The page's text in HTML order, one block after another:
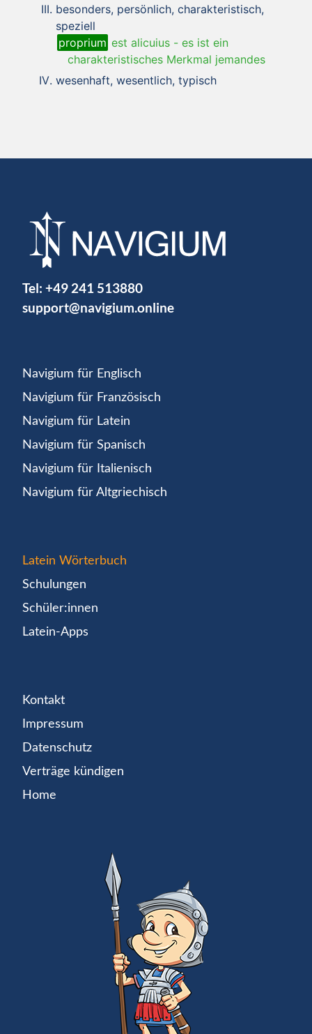
besonders, persönlich, charakteristisch,
speziell
proprium est alicuius - es ist ein
charakteristisches Merkmal jemandes
wesenhaft, wesentlich, typisch
Tel: +49 241 513880
support@navigium.online
Navigium für Englisch
Navigium für Französisch
Navigium für Latein
Navigium für Spanisch
Navigium für Italienisch
Navigium für Altgriechisch
Latein Wörterbuch
Schulungen
Schüler:innen
Latein-Apps
Kontakt
Impressum
Datenschutz
Verträge kündigen
Home